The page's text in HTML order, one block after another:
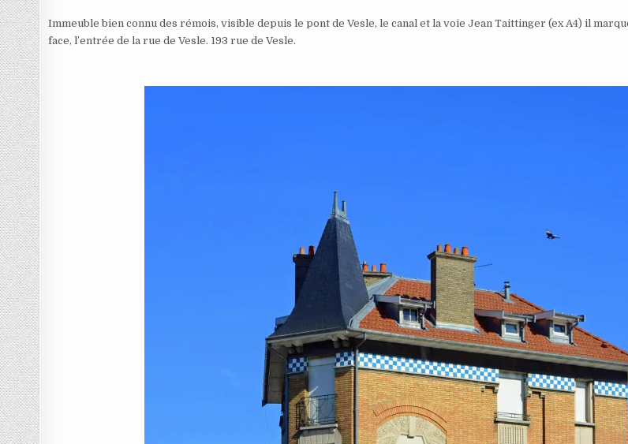
Immeuble bien connu des rémois, visible depuis le pont de Vesle, le canal et la voie Jean Taittinger (ex A4) il
face, l’entrée de la rue de Vesle. 193 rue de Vesle.